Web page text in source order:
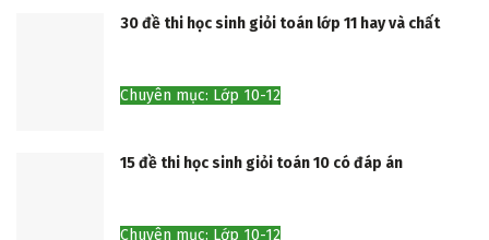
30 đề thi học sinh giỏi toán lớp 11 hay và chất
Chuyên mục: Lớp 10-12
15 đề thi học sinh giỏi toán 10 có đáp án
Chuyên mục: Lớp 10-12